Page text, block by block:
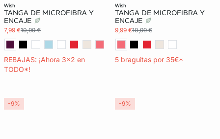
wish
TANGA DE MICROFIBRA Y
ENCAJE
7,99 €10,99 €
REBAJAS: ¡Ahora 3x2 en
TODO*!
wish
TANGA DE MICROFIBRA Y
ENCAJE
9,99 €10,99 €
5 braguitas por 35€*
-9% -9%